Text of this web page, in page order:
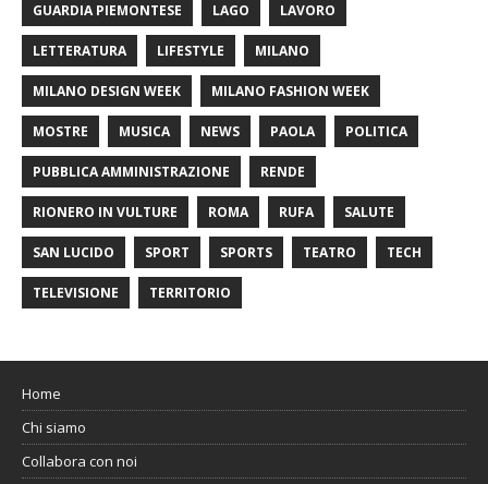
GUARDIA PIEMONTESE LAGO LAVORO
LETTERATURA LIFESTYLE MILANO
MILANO DESIGN WEEK MILANO FASHION WEEK
MOSTRE MUSICA NEWS PAOLA POLITICA
PUBBLICA AMMINISTRAZIONE RENDE
RIONERO IN VULTURE ROMA RUFA SALUTE
SAN LUCIDO SPORT SPORTS TEATRO TECH
TELEVISIONE TERRITORIO
Home
Chi siamo
Collabora con noi